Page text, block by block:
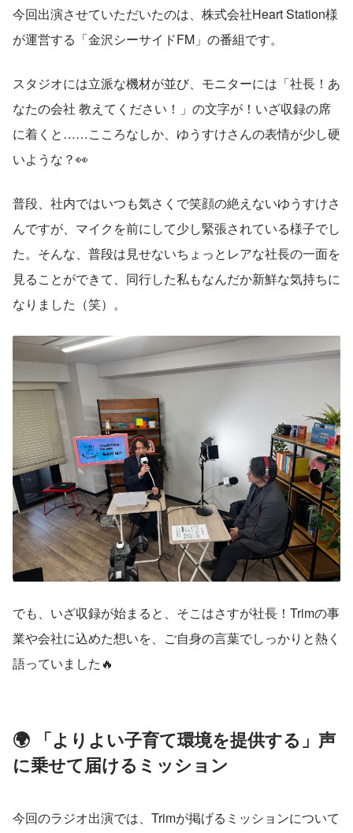
今回出演させていただいたのは、株式会社Heart Station様
が運営する「金沢シーサイドFM」の番組です。
スタジオには立派な機材が並び、モニターには「社長！あ
なたの会社 教えてください！」の文字が！いざ収録の席
に着くと……こころなしか、ゆうすけさんの表情が少し硬
いような？👀
普段、社内ではいつも気さくで笑顔の絶えないゆうすけさ
んですが、マイクを前にして少し緊張されている様子でし
た。そんな、普段は見せないちょっとレアな社長の一面を
見ることができて、同行した私もなんだか新鮮な気持ちに
なりました（笑）。
でも、いざ収録が始まると、そこはさすが社長！Trimの事
業や会社に込めた想いを、ご自身の言葉でしっかりと熱く
語っていました🔥
🌍 「よりよい子育て環境を提供する」声
に乗せて届けるミッション
今回のラジオ出演では、Trimが掲げるミッションについて